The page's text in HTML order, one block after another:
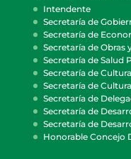
Intendente
Secretaría de
Secretaría de
Secretaría de Obras
Secretaría de Salud
Secretaría de
Secretaría de Cultura
Secretaría de
Secretaría de
Secretaría de
Honorable Concejo